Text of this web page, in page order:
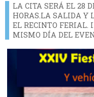
LA CITA SERÁ EL 28
HORAS.LA SALIDA Y
EL RECINTO FERIAL.
MISMO DÍA DEL